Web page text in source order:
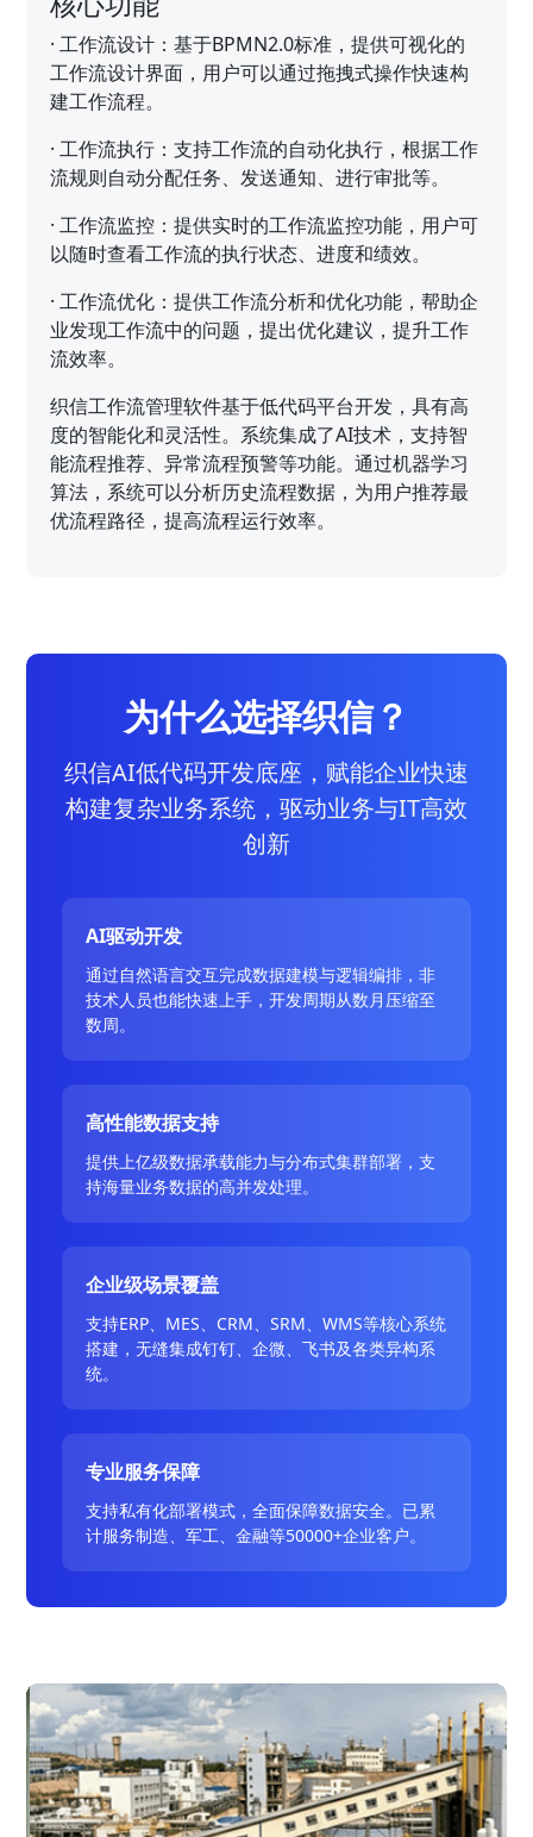
·工作流设计：基于BPMN2.0标准，提供可视化的
工作流设计界面，用户可以通过拖拽式操作快速构
建工作流程。
·工作流执行：支持工作流的自动化执行，根据工作
流规则自动分配任务、发送通知、进行审批等。
·工作流监控：提供实时的工作流监控功能，用户可
以随时查看工作流的执行状态、进度和绩效。
·工作流优化：提供工作流分析和优化功能，帮助企
业发现工作流中的问题，提出优化建议，提升工作
流效率。
织信工作流管理软件基于低代码平台开发，具有高
度的智能化和灵活性。系统集成了AI技术，支持智
能流程推荐、异常流程预警等功能。通过机器学习
算法，系统可以分析历史流程数据，为用户推荐最
优流程路径，提高流程运行效率。
为什么选择织信？
织信AI低代码开发底座，赋能企业快速
构建复杂业务系统，驱动业务与IT高效
创新
AI驱动开发
通过自然语言交互完成数据建模与逻辑编排，非
技术人员也能快速上手，开发周期从数月压缩至
数周。
高性能数据支持
提供上亿级数据承载能力与分布式集群部署，支
持海量业务数据的高并发处理。
企业级场景覆盖
支持ERP、MES、CRM、SRM、WMS等核心系统
搭建，无缝集成钉钉、企微、飞书及各类异构系
统。
专业服务保障
支持私有化部署模式，全面保障数据安全。已累
计服务制造、军工、金融等50000+企业客户。